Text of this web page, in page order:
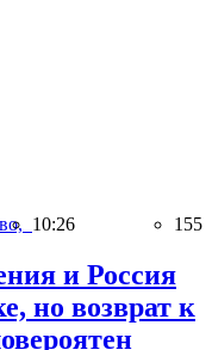
10:26 155
и Россия
но возврат к